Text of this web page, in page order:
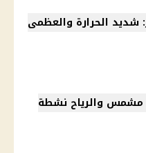
الحرارة والعظمى
مشمس والرياح نشطة